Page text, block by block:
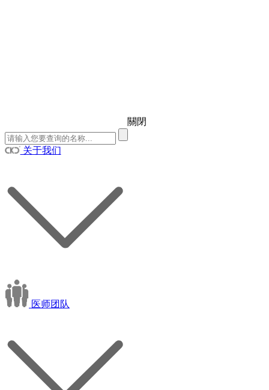
關閉
关于我们
医师团队